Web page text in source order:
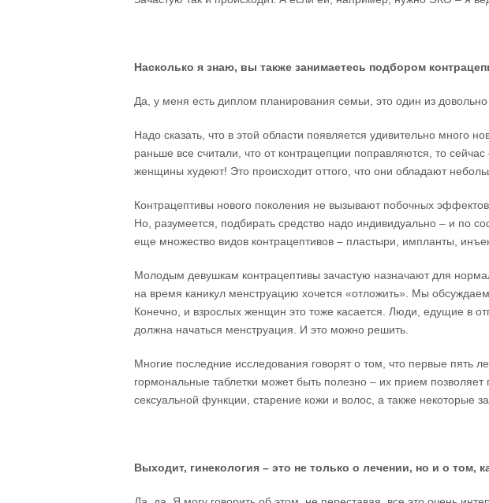
Насколько я знаю, вы также занимаетесь подбором
Да, у меня есть диплом планирования семьи, это один из
Надо сказать, что в этой области появляется удивительно много
раньше все считали, что от контрацепции поправляются, то
женщины худеют! Это происходит оттого, что они обладают
Контрацептивы нового поколения не вызывают побочных
Но, разумеется, подбирать средство надо индивидуально – и по
еще множество видов контрацептивов – пластыри, импланты,
Молодым девушкам контрацептивы зачастую назначают для
на время каникул менструацию хочется «отложить». Мы
Конечно, и взрослых женщин это тоже касается. Люди, едущие в
должна начаться менструация. И это можно решить.
Многие последние исследования говорят о том, что первые пять
гормональные таблетки может быть полезно – их прием
сексуальной функции, старение кожи и волос, а также некоторые
Выходит, гинекология – это не только о лечении, но и о том,